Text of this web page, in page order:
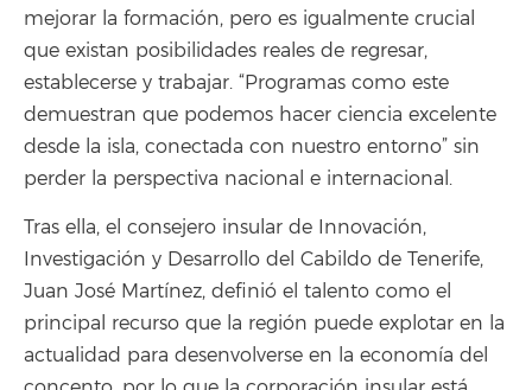
mejorar la formación, pero es igualmente crucial
que existan posibilidades reales de regresar,
establecerse y trabajar. “Programas como este
demuestran que podemos hacer ciencia excelente
desde la isla, conectada con nuestro entorno” sin
perder la perspectiva nacional e internacional.
Tras ella, el consejero insular de Innovación,
Investigación y Desarrollo del Cabildo de Tenerife,
Juan José Martínez, definió el talento como el
principal recurso que la región puede explotar en la
actualidad para desenvolverse en la economía del